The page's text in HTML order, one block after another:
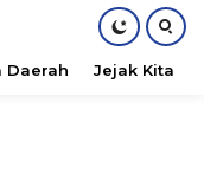
Daerah Jejak Kita